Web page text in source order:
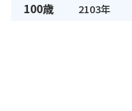
100歳 2103年